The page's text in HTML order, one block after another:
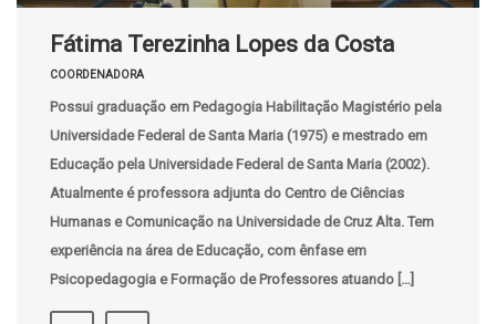
Fátima Terezinha Lopes da Costa
COORDENADORA
Possui graduação em Pedagogia Habilitação Magistério pela
Universidade Federal de Santa Maria (1975) e mestrado em
Educação pela Universidade Federal de Santa Maria (2002).
Atualmente é professora adjunta do Centro de Ciências
Humanas e Comunicação na Universidade de Cruz Alta. Tem
experiência na área de Educação, com ênfase em
Psicopedagogia e Formação de Professores atuando […]